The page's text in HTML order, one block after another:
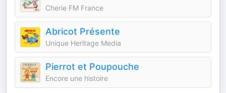
Cherie FM France
Abricot Présente
Unique Heritage Media
Pierrot et Poupouche
Encore une histoire